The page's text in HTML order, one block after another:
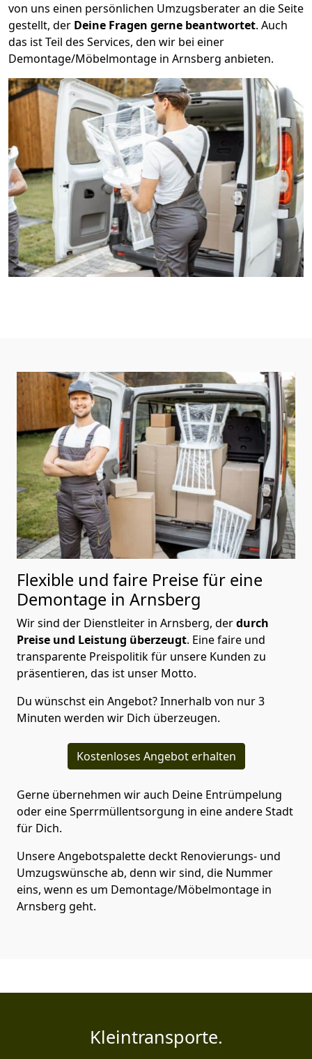
von uns einen persönlichen Umzugsberater an die Seite
gestellt, der Deine Fragen gerne beantwortet. Auch
das ist Teil des Services, den wir bei einer
Demontage/Möbelmontage in Arnsberg anbieten.
Flexible und faire Preise für eine
Demontage in Arnsberg
Wir sind der Dienstleiter in Arnsberg, derdurch
Preise und Leistung überzeugt. Eine faire und
transparente Preispolitik für unsere Kunden zu
präsentieren, das ist unser Motto.
Du wünschst ein Angebot? Innerhalb von nur 3
Minuten werden wir Dich überzeugen.
Kostenloses Angebot erhalten
Gerne übernehmen wir auch Deine Entrümpelung
oder eine Sperrmüllentsorgung in eine andere Stadt
für Dich.
Unsere Angebotspalette deckt Renovierungs- und
Umzugswünsche ab, denn wir sind, die Nummer
eins, wenn es um Demontage/Möbelmontage in
Arnsberg geht.
Kleintransporte.